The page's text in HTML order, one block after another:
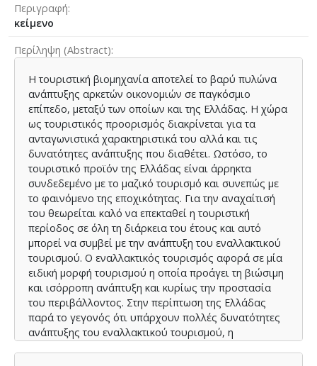
Περιγραφή
κείμενο
Περίληψη (Abstract)
Η τουριστική βιομηχανία αποτελεί το βαρύ πυλώνα
ανάπτυξης αρκετών οικονομιών σε παγκόσμιο
επίπεδο, μεταξύ των οποίων και της Ελλάδας. Η χώρα
ως τουριστικός προορισμός διακρίνεται για τα
ανταγωνιστικά χαρακτηριστικά του αλλά και τις
δυνατότητες ανάπτυξης που διαθέτει. Ωστόσο, το
τουριστικό προϊόν της Ελλάδας είναι άρρηκτα
συνδεδεμένο με το μαζικό τουρισμό και συνεπώς με
το φαινόμενο της εποχικότητας. Για την αναχαίτισή
του θεωρείται καλό να επεκταθεί η τουριστική
περίοδος σε όλη τη διάρκεια του έτους και αυτό
μπορεί να συμβεί με την ανάπτυξη του εναλλακτικού
τουρισμού. Ο εναλλακτικός τουρισμός αφορά σε μία
ειδική μορφή τουρισμού η οποία προάγει τη βιώσιμη
και ισόρροπη ανάπτυξη και κυρίως την προστασία
του περιβάλλοντος. Στην περίπτωση της Ελλάδας
παρά το γεγονός ότι υπάρχουν πολλές δυνατότητες
ανάπτυξης του εναλλακτικού τουρισμού, η